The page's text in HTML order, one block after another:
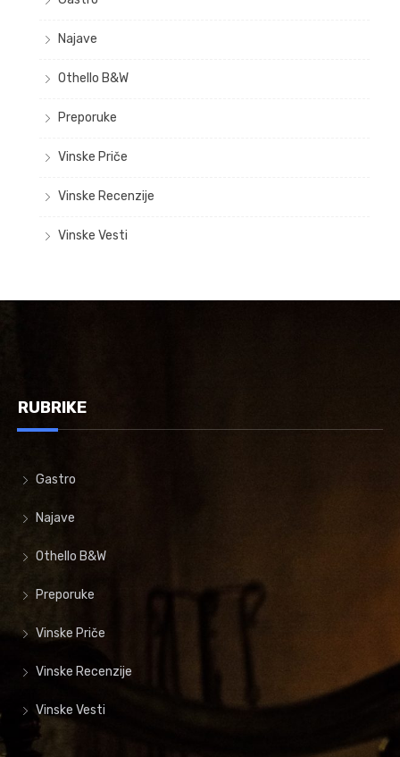
Najave
Othello B&W
Preporuke
Vinske Priče
Vinske Recenzije
Vinske Vesti
RUBRIKE
Gastro
Najave
Othello B&W
Preporuke
Vinske Priče
Vinske Recenzije
Vinske Vesti